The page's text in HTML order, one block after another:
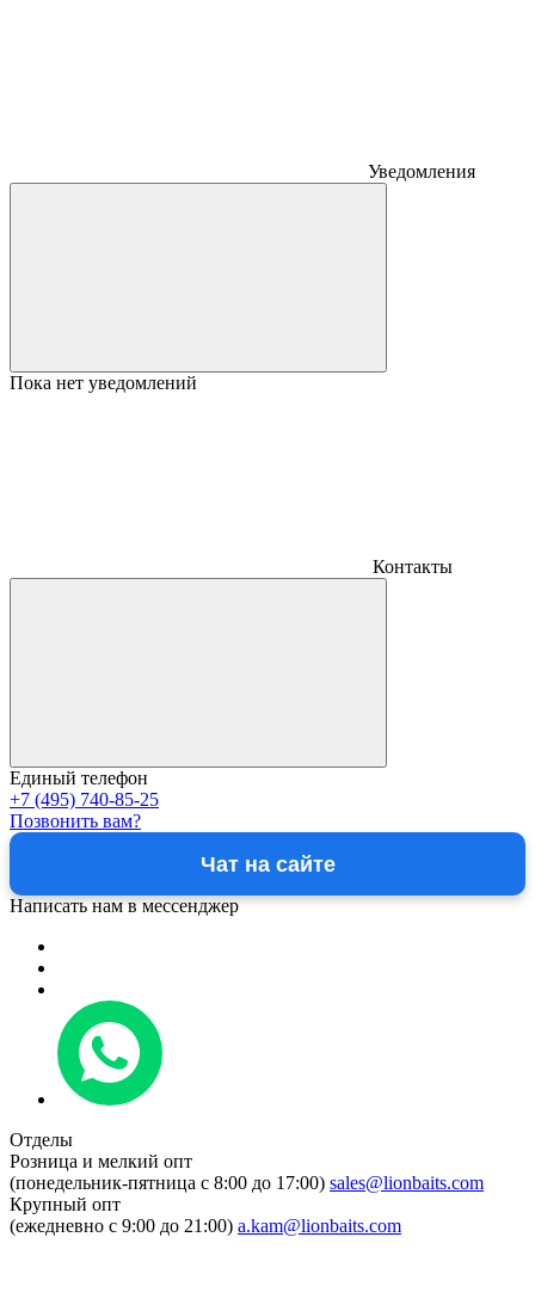
Уведомления
Пока нет уведомлений
Контакты
Единый телефон
+7 (495) 740-85-25
Позвонить вам?
Чат на сайте
Написать нам в мессенджер
Отделы
Розница и мелкий опт
(понедельник-пятница c 8:00 до 17:00) sales@lionbaits.com
Крупный опт
(ежедневно с 9:00 до 21:00) a.kam@lionbaits.com